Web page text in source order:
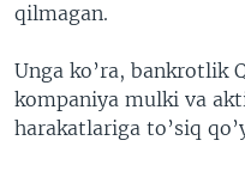
qilmagan.
Unga ko’ra, bankrotlik
kompaniya mulki va
harakatlariga to’siq